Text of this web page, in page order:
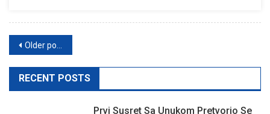
Posts
navigation
Older posts
RECENT POSTS
Prvi Susret Sa Unukom Pretvorio Se